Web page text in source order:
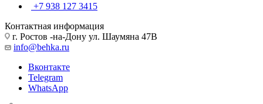
+7 938 127 3415
Контактная информация
г. Ростов -на-Дону ул. Шаумяна 47В
info@behka.ru
Вконтакте
Telegram
WhatsApp